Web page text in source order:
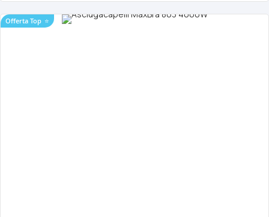
Offerta Top ⭐